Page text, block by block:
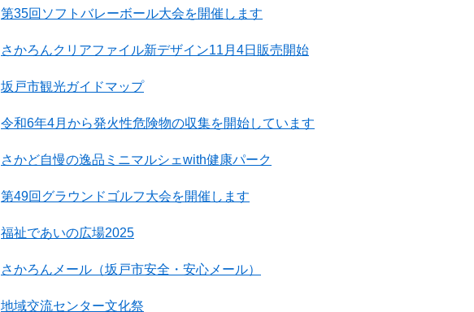
第35回ソフトバレーボール大会を開催します
さかろんクリアファイル新デザイン11月4日販売開始
坂戸市観光ガイドマップ
令和6年4月から発火性危険物の収集を開始しています
さかど自慢の逸品ミニマルシェwith健康パーク
第49回グラウンドゴルフ大会を開催します
福祉であいの広場2025
さかろんメール（坂戸市安全・安心メール）
地域交流センター文化祭